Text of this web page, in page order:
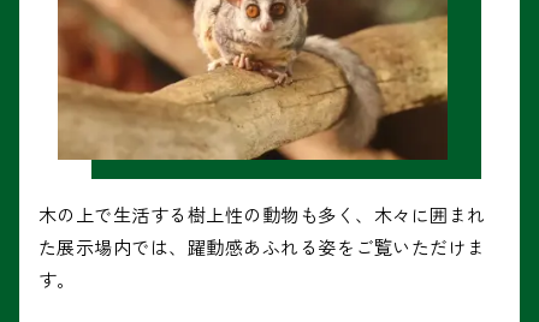
木の上で生活する樹上性の動物も多く、木々に囲まれ
た展示場内では、躍動感あふれる姿をご覧いただけま
す。